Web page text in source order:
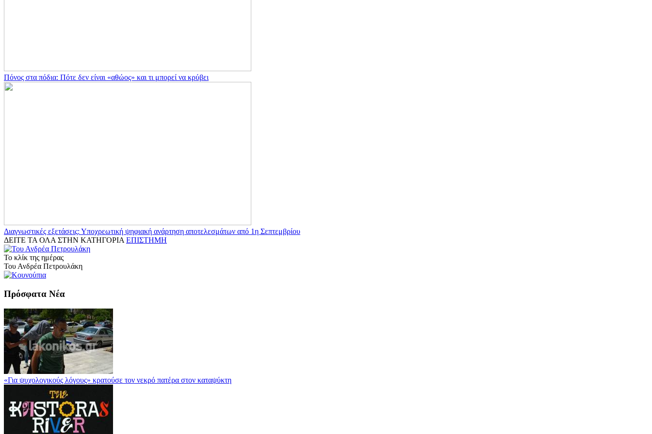
Πόνος στα πόδια: Πότε δεν είναι «αθώος» και τι μπορεί να κρύβει
Διαγνωστικές εξετάσεις: Υποχρεωτική ψηφιακή ανάρτηση αποτελεσμάτων από 1η Σεπτεμβρίου
ΔΕΙΤΕ ΤΑ ΟΛΑ ΣΤΗΝ ΚΑΤΗΓΟΡΙΑ ΕΠΙΣΤΗΜΗ
Το κλίκ της ημέρας
Του Ανδρέα Πετρουλάκη
Πρόσφατα Νέα
«Για ψυχολογικούς λόγους» κρατούσε τον νεκρό πατέρα στον καταψύκτη